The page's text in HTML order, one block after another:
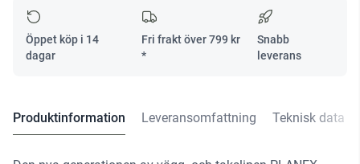
Öppet köp i 14
dagar
Fri frakt över799 kr
*
Snabb
leverans
Produktinformation Leveransomfattning Teknisk data